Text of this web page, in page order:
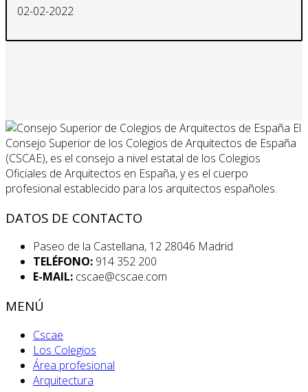
02-02-2022
El
Consejo Superior de los Colegios de Arquitectos de España
(CSCAE), es el consejo a nivel estatal de los Colegios
Oficiales de Arquitectos en España, y es el cuerpo
profesional establecido para los arquitectos españoles.
DATOS DE CONTACTO
Paseo de la Castellana, 12 28046 Madrid
TELÉFONO: 914 352 200
E-MAIL: cscae@cscae.com
MENÚ
Cscae
Los Colegios
Área profesional
Arquitectura